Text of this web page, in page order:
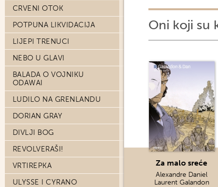
CRVENI OTOK
POTPUNA LIKVIDACIJA
LIJEPI TRENUCI
NEBO U GLAVI
BALADA O VOJNIKU
ODAWAI
LUDILO NA GRENLANDU
DORIAN GRAY
DIVLJI BOG
REVOLVERAŠI!
VRTIREPKA
ULYSSE I CYRANO
Oni koji su
Za malo sreće
Alexandre Daniel
Laurent Galandon